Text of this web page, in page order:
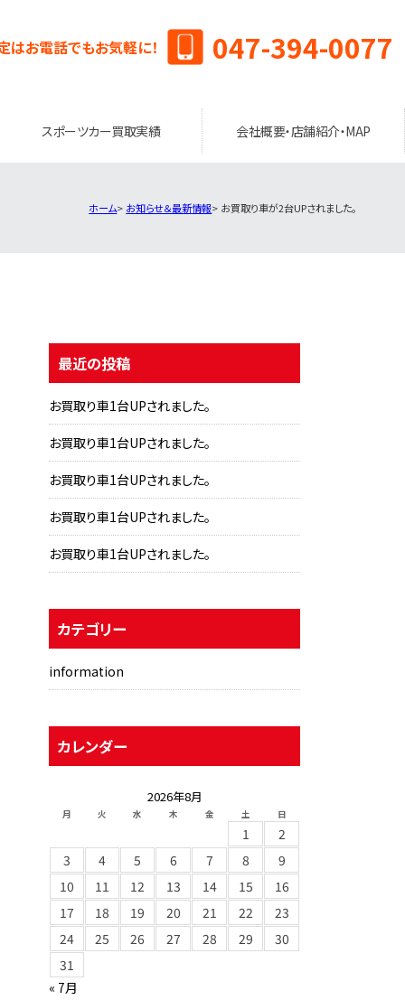
はお電話でもお気軽に！ 047-394-0077
スポーツカー買取実績 会社概要・店舗紹介・MAP
ホーム お知らせ＆最新情報 お買取り車が2台UPされました。
最近の投稿
お買取り車1台UPされました。
お買取り車1台UPされました。
お買取り車1台UPされました。
お買取り車1台UPされました。
お買取り車1台UPされました。
カテゴリー
information
カレンダー
2026年8月
月 火 水 木 金 土 日
1
2
3
4 5 6 7 8
9
10
11 12 13 14 15
16
17
18 19 20 21 22
23
24
25 26 27 28 29
30
31
« 7月